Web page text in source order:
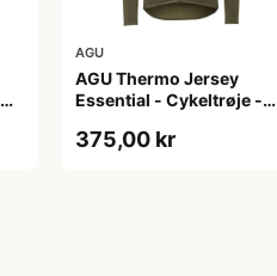
AGU
AGU Thermo Jersey
Essential - Cykeltrøje -
M
375,00 kr